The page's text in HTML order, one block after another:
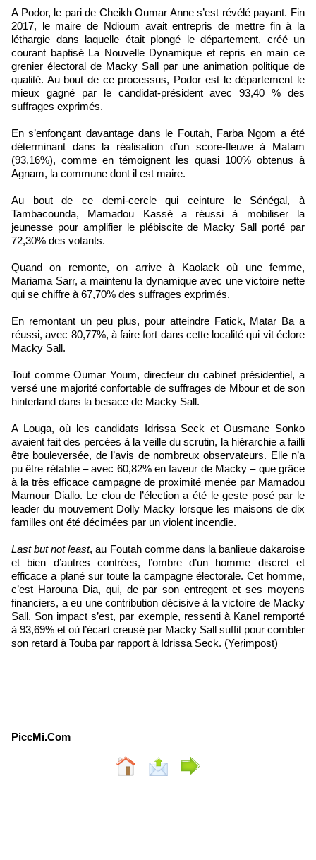
A Podor, le pari de Cheikh Oumar Anne s’est révélé payant. Fin
2017, le maire de Ndioum avait entrepris de mettre fin à la
léthargie dans laquelle était plongé le département, créé un
courant baptisé La Nouvelle Dynamique et repris en main ce
grenier électoral de Macky Sall par une animation politique de
qualité. Au bout de ce processus, Podor est le département le
mieux gagné par le candidat-président avec 93,40 % des
suffrages exprimés.
En s’enfonçant davantage dans le Foutah, Farba Ngom a été
déterminant dans la réalisation d’un score-fleuve à Matam
(93,16%), comme en témoignent les quasi 100% obtenus à
Agnam, la commune dont il est maire.
Au bout de ce demi-cercle qui ceinture le Sénégal, à
Tambacounda, Mamadou Kassé a réussi à mobiliser la
jeunesse pour amplifier le plébiscite de Macky Sall porté par
72,30% des votants.
Quand on remonte, on arrive à Kaolack où une femme,
Mariama Sarr, a maintenu la dynamique avec une victoire nette
qui se chiffre à 67,70% des suffrages exprimés.
En remontant un peu plus, pour atteindre Fatick, Matar Ba a
réussi, avec 80,77%, à faire fort dans cette localité qui vit éclore
Macky Sall.
Tout comme Oumar Youm, directeur du cabinet présidentiel, a
versé une majorité confortable de suffrages de Mbour et de son
hinterland dans la besace de Macky Sall.
A Louga, où les candidats Idrissa Seck et Ousmane Sonko
avaient fait des percées à la veille du scrutin, la hiérarchie a failli
être bouleversée, de l’avis de nombreux observateurs. Elle n’a
pu être rétablie – avec 60,82% en faveur de Macky – que grâce
à la très efficace campagne de proximité menée par Mamadou
Mamour Diallo. Le clou de l’élection a été le geste posé par le
leader du mouvement Dolly Macky lorsque les maisons de dix
familles ont été décimées par un violent incendie.
Last but not least, au Foutah comme dans la banlieue dakaroise
et bien d’autres contrées, l’ombre d’un homme discret et
efficace a plané sur toute la campagne électorale. Cet homme,
c’est Harouna Dia, qui, de par son entregent et ses moyens
financiers, a eu une contribution décisive à la victoire de Macky
Sall. Son impact s’est, par exemple, ressenti à Kanel remporté
à 93,69% et où l’écart creusé par Macky Sall suffit pour combler
son retard à Touba par rapport à Idrissa Seck. (Yerimpost)
PiccMi.Com